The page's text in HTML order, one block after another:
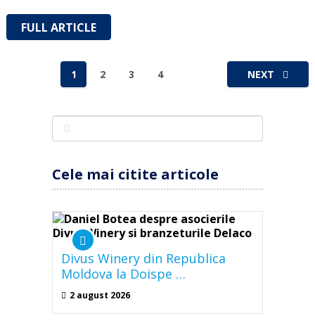
FULL ARTICLE
Paginație
articole
1 2 3 4 NEXT
Cele mai citite articole
Divus Winery din Republica
Moldova la Doispe …
2 august 2026